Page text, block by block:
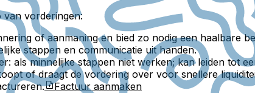
van vorderingen:
of aanmaning en bied zo nodig een haalbare
stappen en communicatie uit handen.
als minnelijke stappen niet werken; kan leiden tot
of draagt de vordering over voor snellere
Factuur aanmaken